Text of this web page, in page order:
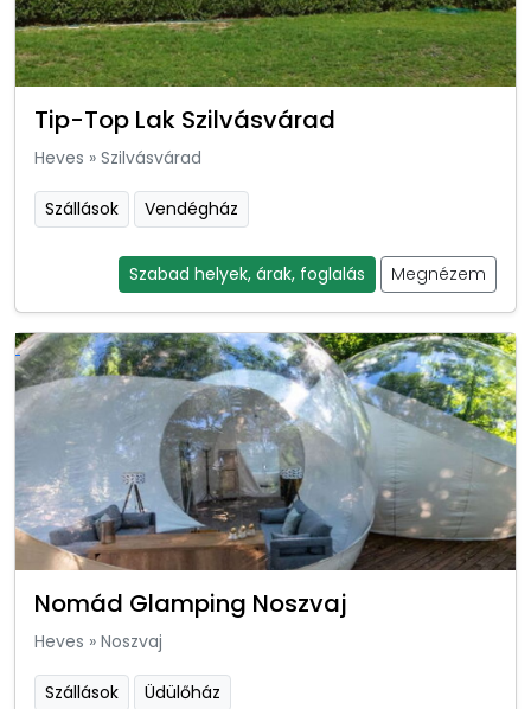
Tip-Top Lak Szilvásvárad
Heves » Szilvásvárad
Szállások Vendégház
Szabad helyek, árak, foglalás Megnézem
Nomád Glamping Noszvaj
Heves » Noszvaj
Szállások Üdülőház